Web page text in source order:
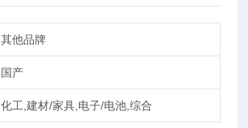
其他品牌
国产
化工,建材/家具,电子/电池,综合